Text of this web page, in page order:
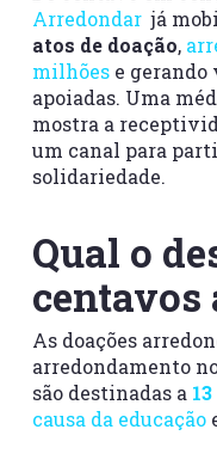
Arredondarjá
atos de doação,
milhõese gerando
apoiadas. Uma
mostra a
um canal para
solidariedade.
Qual o
centavos
As doações
arredondamento
são destinadas a
causa da educação